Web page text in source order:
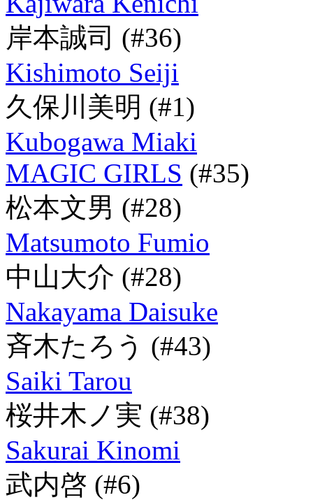
岸本誠司 (#36)
Kishimoto Seiji
久保川美明 (#1)
Kubogawa Miaki
MAGIC GIRLS (#35)
松本文男 (#28)
Matsumoto Fumio
中山大介 (#28)
Nakayama Daisuke
斉木たろう (#43)
Saiki Tarou
桜井木ノ実 (#38)
Sakurai Kinomi
武内啓 (#6)